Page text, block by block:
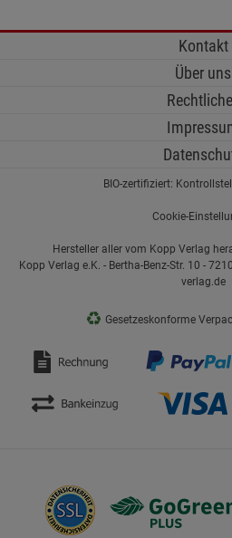
Kontakt
Über uns
BIO-zertifiziert:
Cookie-
Hersteller aller vom Kopp Verlag
Kopp Verlag e.K. - Bertha-Benz-Str. 10 -
verlag.de
♻ Gesetzeskonforme